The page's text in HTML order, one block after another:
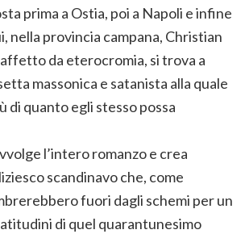
prima a Ostia, poi a Napoli e infine
nella provincia campana, Christian
da eterocromia, si trova a
massonica e satanista alla quale
di quanto egli stesso possa
l’intero romanzo e crea
scandinavo che, come
fuori dagli schemi per un
di quel quarantunesimo